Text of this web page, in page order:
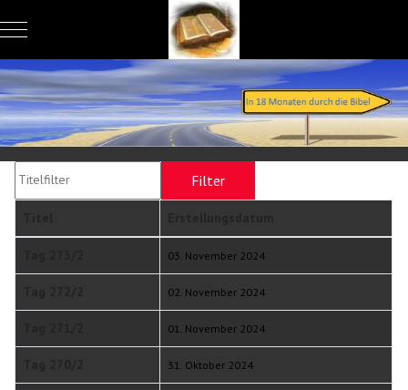
Mobile Menu Toggle
Filter
03. November 2024
02. November 2024
01. November 2024
31. Oktober 2024